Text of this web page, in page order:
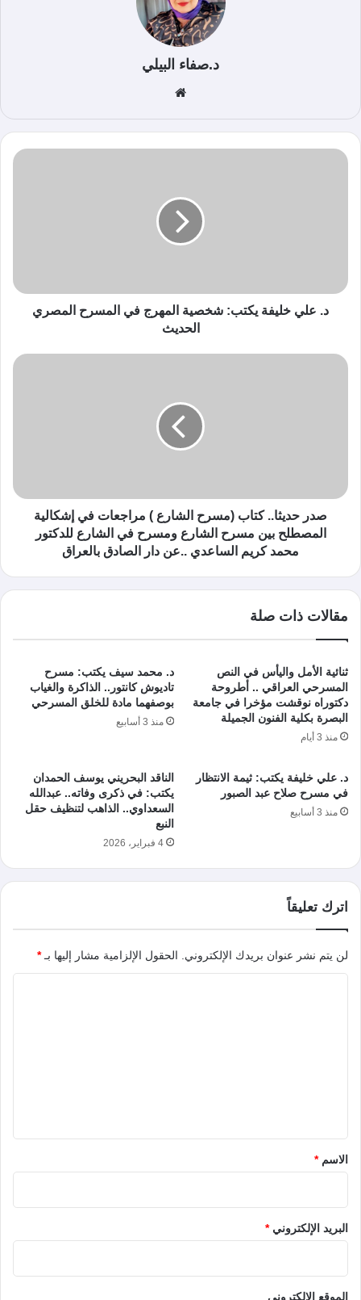
د.صفاء البيلي
الوي
ب
د. علي خليفة يكتب: شخصية المهرج في المسرح المصري
الحديث
صدر حديثا.. كتاب (مسرح الشارع ) مراجعات في إشكالية
المصطلح بين مسرح الشارع ومسرح في الشارع للدكتور
محمد كريم الساعدي ..عن دار الصادق بالعراق
مقالات ذات صلة
ثنائية الأمل واليأس في النص
المسرحي العراقي .. أطروحة
دكتوراه نوقشت مؤخرا في جامعة
البصرة بكلية الفنون الجميلة
منذ 3 أيام
د. محمد سيف يكتب: مسرح
تاديوش كانتور.. الذاكرة والغياب
بوصفهما مادة للخلق المسرحي
منذ 3 أسابيع
د. علي خليفة يكتب: ثيمة الانتظار
في مسرح صلاح عبد الصبور
منذ 3 أسابيع
الناقد البحريني يوسف الحمدان
يكتب: في ذكرى وفاته.. عبدالله
السعداوي.. الذاهب لتنظيف حقل
النبع
4 فبراير، 2026
اترك تعليقاً
لن يتم نشر عنوان بريدك الإلكتروني. الحقول الإلزامية مشار إليها بـ*
*الاسم*
البريد الإلكتروني*
الموقع الإلكتروني